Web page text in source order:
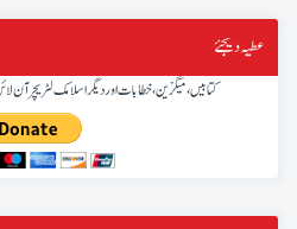
عطیہ دیجئے
کتابیں، میگزین، خطابات اور دیگر اسلامک لٹریچر آن